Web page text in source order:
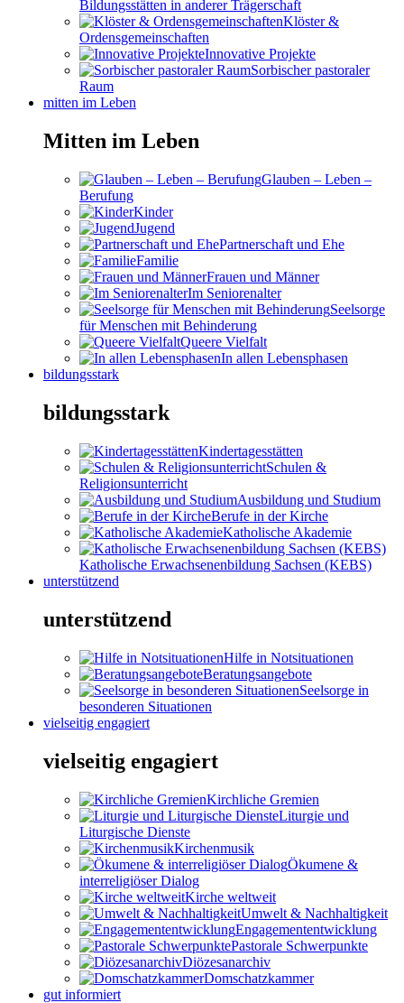
Bildungsstätten in anderer Trägerschaft
Klöster &
Ordensgemeinschaften
Innovative Projekte
Sorbischer pastoraler
Raum
mitten im Leben
Mitten im Leben
Glauben – Leben –
Berufung
Kinder
Jugend
Partnerschaft und Ehe
Familie
Frauen und Männer
Im Seniorenalter
Seelsorge
für Menschen mit Behinderung
Queere Vielfalt
In allen Lebensphasen
bildungsstark
bildungsstark
Kindertagesstätten
Schulen &
Religionsunterricht
Ausbildung und Studium
Berufe in der Kirche
Katholische Akademie
Katholische Erwachsenenbildung Sachsen (KEBS)
unterstützend
unterstützend
Hilfe in Notsituationen
Beratungsangebote
Seelsorge in
besonderen Situationen
vielseitig engagiert
vielseitig engagiert
Kirchliche Gremien
Liturgie und
Liturgische Dienste
Kirchenmusik
Ökumene &
interreligiöser Dialog
Kirche weltweit
Umwelt & Nachhaltigkeit
Engagemententwicklung
Pastorale Schwerpunkte
Diözesanarchiv
Domschatzkammer
gut informiert